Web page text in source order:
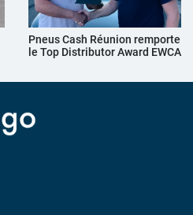
Pneus Cash Réunion remporte
le Top Distributor Award EWCA